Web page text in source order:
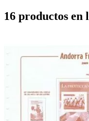
16 productos en